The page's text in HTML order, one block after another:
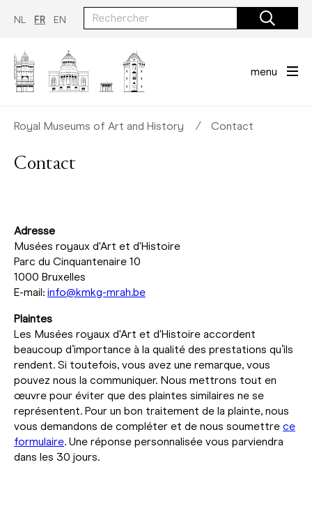
NL FR EN
menu
Royal Museums of Art and History ∕ Contact
Contact
Adresse
Musées royaux d'Art et d'Histoire
Parc du Cinquantenaire 10
1000 Bruxelles
E-mail: info@kmkg-mrah.be
Plaintes
Les Musées royaux d'Art et d'Histoire accordent
beaucoup d’importance à la qualité des prestations qu’ils
rendent. Si toutefois, vous avez une remarque, vous
pouvez nous la communiquer. Nous mettrons tout en
œuvre pour éviter que des plaintes similaires ne se
représentent. Pour un bon traitement de la plainte, nous
vous demandons de compléter et de nous soumettre ce
formulaire. Une réponse personnalisée vous parviendra
dans les 30 jours.